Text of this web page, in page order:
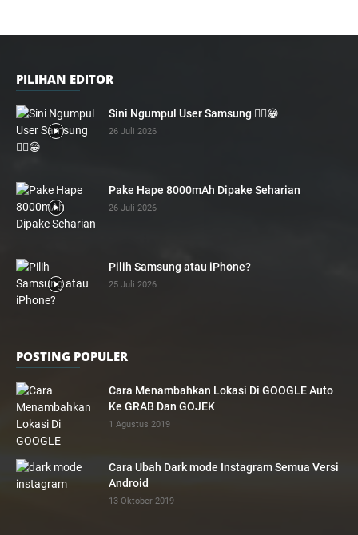
PILIHAN EDITOR
Sini Ngumpul User Samsung ☝🏻😁
26 Juli 2026
Pake Hape 8000mAh Dipake Seharian
26 Juli 2026
Pilih Samsung atau iPhone?
25 Juli 2026
POSTING POPULER
Cara Menambahkan Lokasi Di GOOGLE Auto
Ke GRAB Dan GOJEK
1 Agustus 2019
Cara Ubah Dark mode Instagram Semua Versi
Android
13 Oktober 2019